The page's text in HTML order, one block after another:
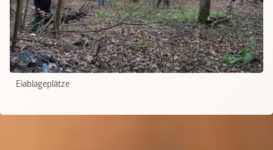
Eiablageplätze